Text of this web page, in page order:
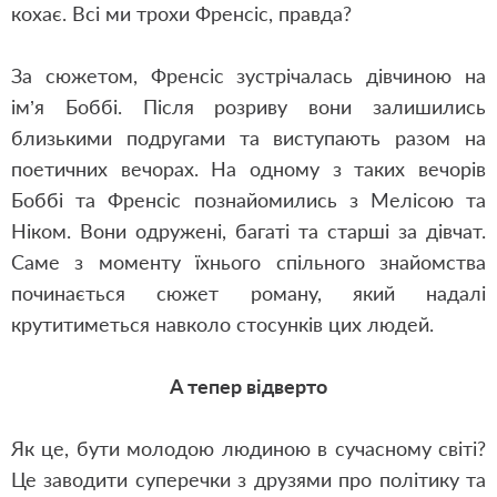
кохає. Всі ми трохи Френсіс, правда?
За сюжетом, Френсіс зустрічалась дівчиною на
ім’я Боббі. Після розриву вони залишились
близькими подругами та виступають разом на
поетичних вечорах. На одному з таких вечорів
Боббі та Френсіс познайомились з Мелісою та
Ніком. Вони одружені, багаті та старші за дівчат.
Саме з моменту їхнього спільного знайомства
починається сюжет роману, який надалі
крутитиметься навколо стосунків цих людей.
А тепер відверто
Як це, бути молодою людиною в сучасному світі?
Це заводити суперечки з друзями про політику та